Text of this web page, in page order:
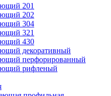
201
202
304
321
430
декоративный
перфорированный
рифленый